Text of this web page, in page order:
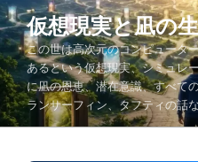
コ
ン
テ
ン
ツ
へ
仮想現実と凪の
この世は高次元のコンピュータ
あるという仮想現実、シミュレ
に凪の恩恵、潜在意識、すべて
ランサーフィン、タフティの話